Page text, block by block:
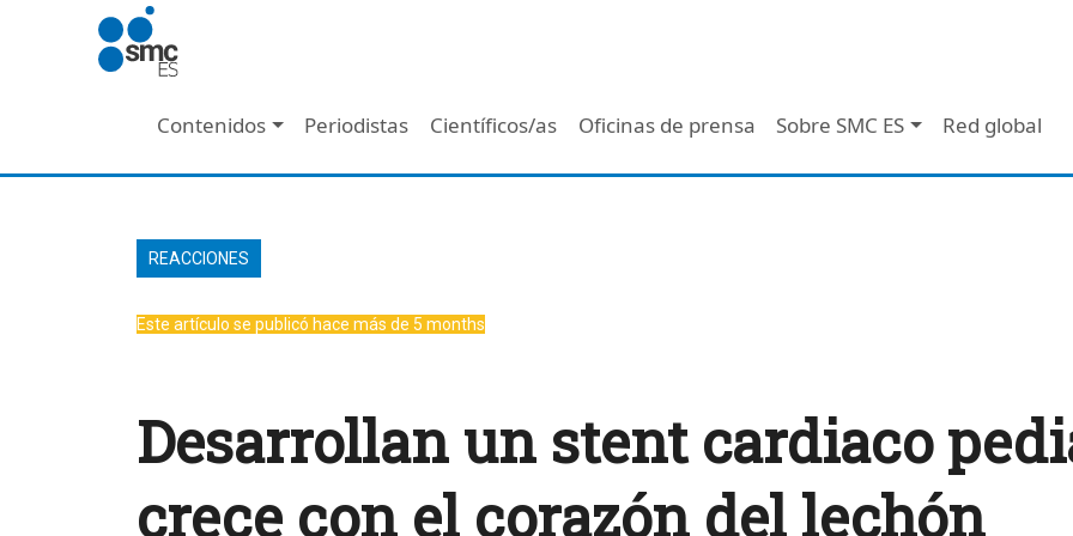
Pasar al contenido principal
Navegación principal - Header
Contenidos Periodistas Científicos/as Oficinas de prensa Sobre SMC ES Red global
REACCIONES
Este artículo se publicó hace más de 5 months
Desarrollan un stent cardiaco
crece con el corazón del lechón